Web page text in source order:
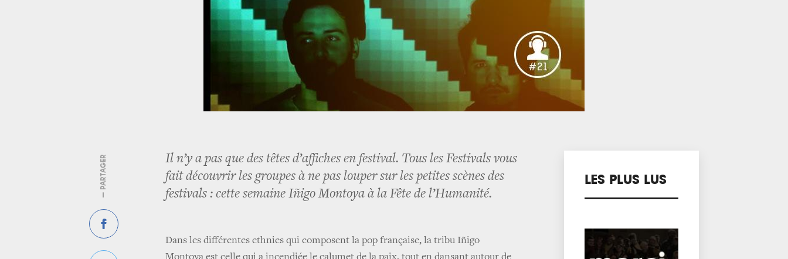
— PARTAGER
Il n’y a pas que des têtes d’affiches en festival. Tous les Festivals vous
fait découvrir les groupes à ne pas louper sur les petites scènes des
festivals : cette semaine Iñigo Montoya à la Fête de l’Humanité.
Dans les différentes ethnies qui composent la pop française, la tribu Iñigo
LES PLUS LUS